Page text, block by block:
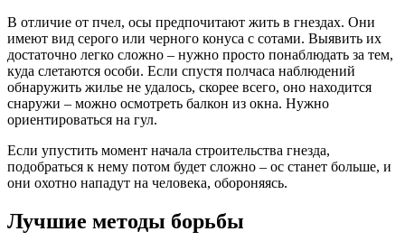
В отличие от пчел, осы предпочитают жить в гнездах. Они
имеют вид серого или черного конуса с сотами. Выявить их
достаточно легко сложно – нужно просто понаблюдать за тем,
куда слетаются особи. Если спустя полчаса наблюдений
обнаружить жилье не удалось, скорее всего, оно находится
снаружи – можно осмотреть балкон из окна. Нужно
ориентироваться на гул.
Если упустить момент начала строительства гнезда,
подобраться к нему потом будет сложно – ос станет больше, и
они охотно нападут на человека, обороняясь.
Лучшие методы борьбы